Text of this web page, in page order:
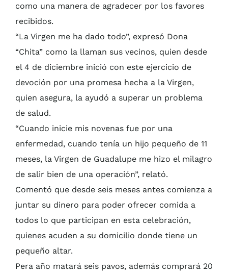
como una manera de agradecer por los favores
recibidos.
“La Virgen me ha dado todo”, expresó Dona
“Chita” como la llaman sus vecinos, quien desde
el 4 de diciembre inició con este ejercicio de
devoción por una promesa hecha a la Virgen,
quien asegura, la ayudó a superar un problema
de salud.
“Cuando inicie mis novenas fue por una
enfermedad, cuando tenía un hijo pequeño de 11
meses, la Virgen de Guadalupe me hizo el milagro
de salir bien de una operación”, relató.
Comentó que desde seis meses antes comienza a
juntar su dinero para poder ofrecer comida a
todos lo que participan en esta celebración,
quienes acuden a su domicilio donde tiene un
pequeño altar.
Pera año matará seis pavos, además comprará 20